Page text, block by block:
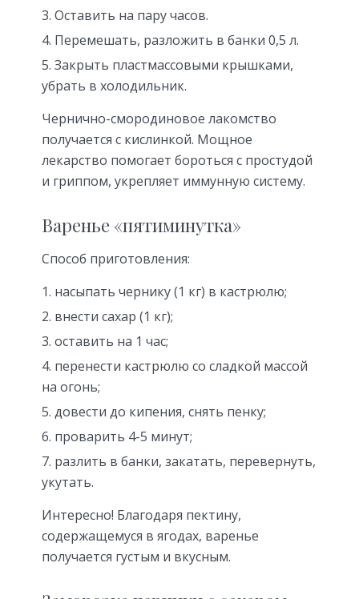
Оставить на пару часов.
Перемешать, разложить в банки 0,5 л.
Закрыть пластмассовыми крышками,
убрать в холодильник.
Чернично-смородиновое лакомство
получается с кислинкой. Мощное
лекарство помогает бороться с простудой
и гриппом, укрепляет иммунную систему.
Варенье «пятиминутка»
Способ приготовления:
насыпать чернику (1 кг) в кастрюлю;
внести сахар (1 кг);
оставить на 1 час;
перенести кастрюлю со сладкой массой
на огонь;
довести до кипения, снять пенку;
проварить 4-5 минут;
разлить в банки, закатать, перевернуть,
укутать.
Интересно! Благодаря пектину,
содержащемуся в ягодах, варенье
получается густым и вкусным.